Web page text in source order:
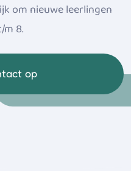
om nieuwe leerlingen
8.
op